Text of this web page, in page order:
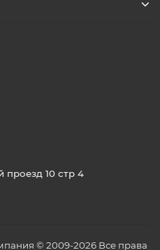
проезд 10 стр 4
© 2009-2026 Все права